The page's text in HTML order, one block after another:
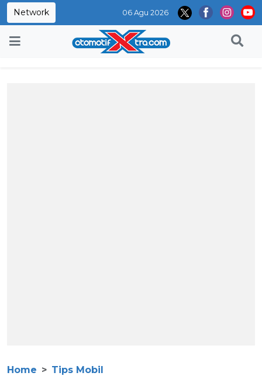
Network 06 Agu 2026
Home Tips Mobil